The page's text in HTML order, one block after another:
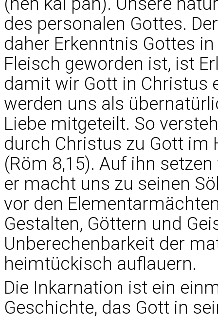
des personalen Gottes.
daher Erkenntnis Gottes
Fleisch geworden ist, ist
damit wir Gott in Christus
werden uns als
Liebe mitgeteilt. So
durch Christus zu Gott im
(Röm 8,15). Auf ihn
er macht uns zu seinen
vor den
Gestalten, Göttern und
Unberechenbarkeit der
heimtückisch auflauern.
Die Inkarnation ist ein
Geschichte, das Gott in